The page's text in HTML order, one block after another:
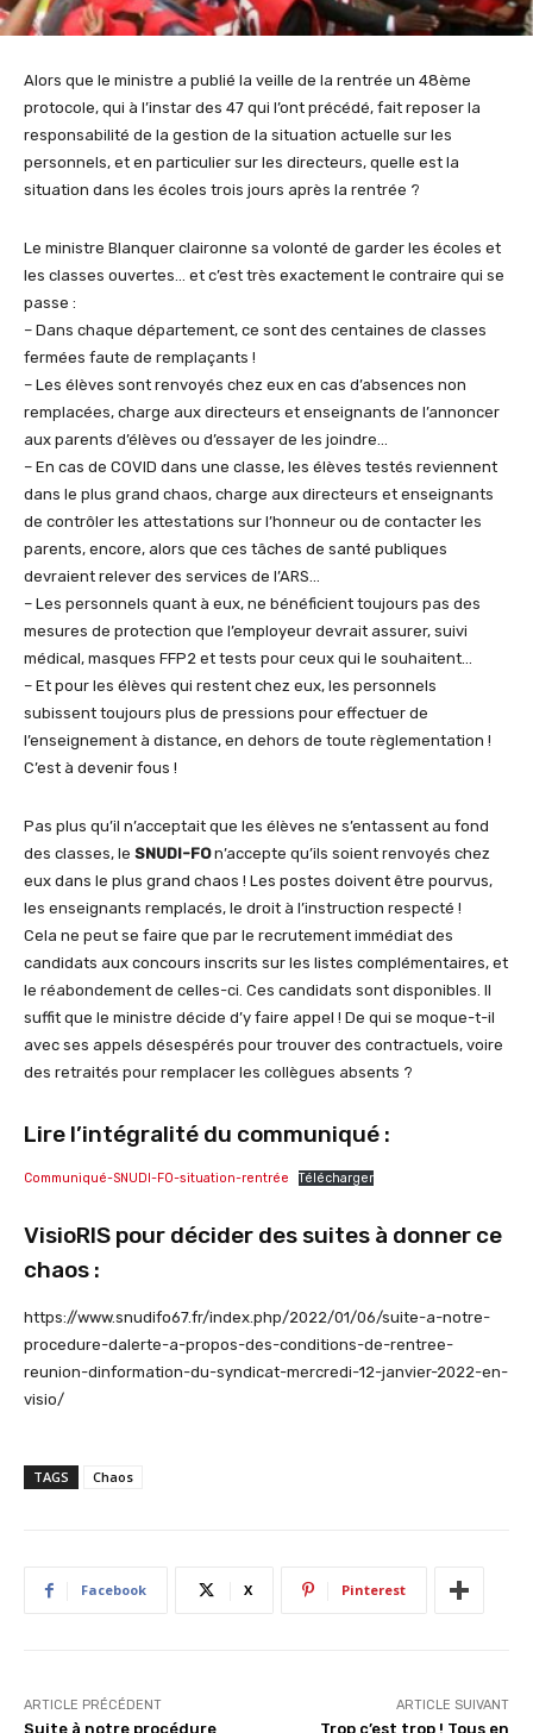
Alors que le ministre a publié la veille de la rentrée un 48ème
protocole, qui à l’instar des 47 qui l’ont précédé, fait reposer la
responsabilité de la gestion de la situation actuelle sur les
personnels, et en particulier sur les directeurs, quelle est la
situation dans les écoles trois jours après la rentrée ?
Le ministre Blanquer claironne sa volonté de garder les écoles et
les classes ouvertes… et c’est très exactement le contraire qui se
passe :
– Dans chaque département, ce sont des centaines de classes
fermées faute de remplaçants !
– Les élèves sont renvoyés chez eux en cas d’absences non
remplacées, charge aux directeurs et enseignants de l’annoncer
aux parents d’élèves ou d’essayer de les joindre…
– En cas de COVID dans une classe, les élèves testés reviennent
dans le plus grand chaos, charge aux directeurs et enseignants
de contrôler les attestations sur l’honneur ou de contacter les
parents, encore, alors que ces tâches de santé publiques
devraient relever des services de l’ARS…
– Les personnels quant à eux, ne bénéficient toujours pas des
mesures de protection que l’employeur devrait assurer, suivi
médical, masques FFP2 et tests pour ceux qui le souhaitent…
– Et pour les élèves qui restent chez eux, les personnels
subissent toujours plus de pressions pour effectuer de
l’enseignement à distance, en dehors de toute règlementation !
C’est à devenir fous !
Pas plus qu’il n’acceptait que les élèves ne s’entassent au fond
des classes, le SNUDI-FOn’accepte qu’ils soient renvoyés chez
eux dans le plus grand chaos ! Les postes doivent être pourvus,
les enseignants remplacés, le droit à l’instruction respecté !
Cela ne peut se faire que par le recrutement immédiat des
candidats aux concours inscrits sur les listes complémentaires, et
le réabondement de celles-ci. Ces candidats sont disponibles. Il
suffit que le ministre décide d’y faire appel ! De qui se moque-t-il
avec ses appels désespérés pour trouver des contractuels, voire
des retraités pour remplacer les collègues absents ?
Lire l’intégralité du communiqué :
Communiqué-SNUDI-FO-situation-rentrée Télécharger
VisioRIS pour décider des suites à donner ce
chaos :
https://www.snudifo67.fr/index.php/2022/01/06/suite-a-notre-
procedure-dalerte-a-propos-des-conditions-de-rentree-
reunion-dinformation-du-syndicat-mercredi-12-janvier-2022-en-
visio/
TAGS Chaos
Facebook X Pinterest
ARTICLE PRÉCÉDENT
Suite à notre procédure
ARTICLE SUIVANT
Trop c’est trop ! Tous en